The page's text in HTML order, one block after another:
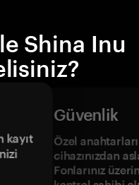
Shina Inu
kayıt
Güvenlik
Özel
cihazınızdan
Fonlarınız